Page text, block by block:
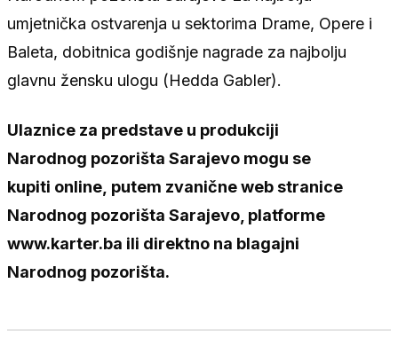
umjetnička ostvarenja u sektorima Drame, Opere i
Baleta, dobitnica godišnje nagrade za najbolju
glavnu žensku ulogu (Hedda Gabler).
Ulaznice za predstave u produkciji
Narodnog pozorišta Sarajevo mogu se
kupiti online, putem zvanične web stranice
Narodnog pozorišta Sarajevo, platforme
www.karter.ba ili direktno na blagajni
Narodnog pozorišta.